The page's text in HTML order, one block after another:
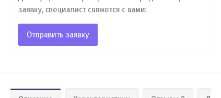
заявку, специалист свяжется с вами:
Отправить заявку